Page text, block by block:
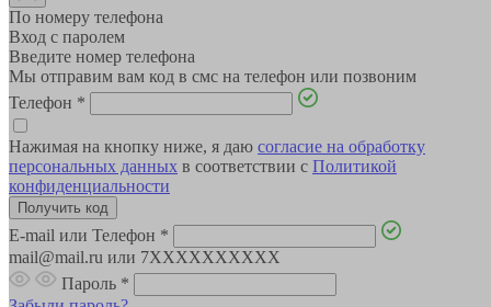
По номеру телефона
Вход с паролем
Введите номер телефона
Мы отправим вам код в смс на телефон или позвоним
Телефон *
Нажимая на кнопку ниже, я даю согласие на обработку
персональных данных в соответствии с Политикой
конфиденциальности
E-mail или Телефон *
mail@mail.ru или 7XXXXXXXXXX
Пароль *